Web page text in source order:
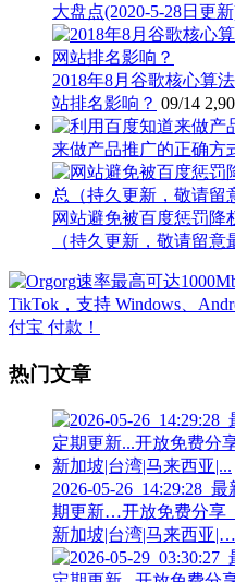
大盘点(2020-5-28日更
2018年8月谷歌核心算
站排名影响？ 09/14
来做产品推广的正确方
网站避免被百度惩罚降
（持久更新，敬请留意
热门文章
2026-05-26_14:29:28_
期更新…开放免费分享
新加坡|台湾|马来西亚|…